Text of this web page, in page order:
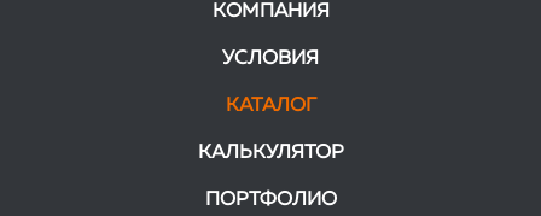
КОМПАНИЯ
УСЛОВИЯ
КАТАЛОГ
КАЛЬКУЛЯТОР
ПОРТФОЛИО